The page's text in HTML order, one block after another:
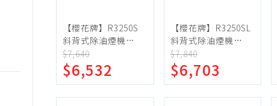
機
熟食、小吃、滷味
零食、果乾、肉乾
蛋糕甜點、冰品
生鮮、蔬果 (免稅)
居家裝修
開運
園藝植栽
【櫻花牌】R3250S
斜背式除油煙機
70cm 不鏽鋼 雙馬達
雙渦輪風葉 23公分深
大集煙區
$7,640
$6,532
【櫻花牌】R3250SL
斜背式除油煙機
80cm 不鏽鋼 雙馬達
雙渦輪風葉 23公分深
大集煙區
$7,840
$6,703